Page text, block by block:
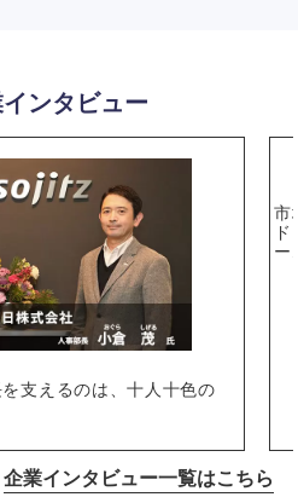
ンタビュー
支えるのは、十人十色の
市
ー
企業インタビュー一覧はこちら